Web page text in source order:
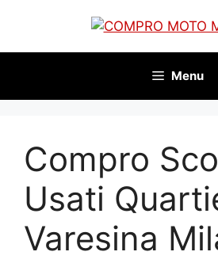
contenuto
Menu
Compro
Usati
Varesina